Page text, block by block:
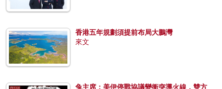
香港五年規劃須提前布局大鵬灣
來文
兔主席：美伊停戰協議變衝突導火線，雙方